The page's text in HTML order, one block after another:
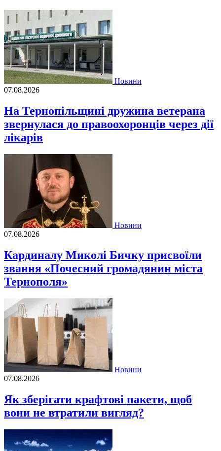
Новини
07.08.2026
На Тернопільщині дружина ветерана
звернулася до правоохоронців через дії
лікарів
Новини
07.08.2026
Кардиналу Миколі Бичку присвоїли
звання «Почесний громадянин міста
Тернополя»
Новини
07.08.2026
Як зберігати крафтові пакети, щоб
вони не втратили вигляд?